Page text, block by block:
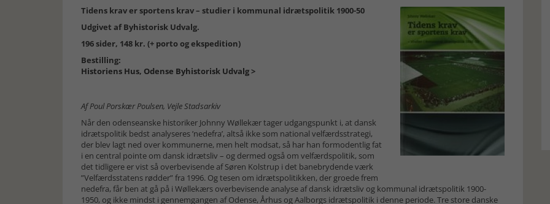
Tidens krav er sportens krav – studier i kommunal idrætspolitik 1900-50
Udgivet af Byhistorisk Udvalg.
196 sider, 148 kr. (+ porto og ekspedition)
Bestilling:
Historiens Hus, Odense Byhistorisk Udvalg >
Af Poul Porskær Poulsen, Vejle Stadsarkiv
Når den odenseanske historiker Johnny Wøllekær tager udgangspunkt i, at dansk
idrætspolitik bedst analyseres ’nedefra’, altså ikke som national velfærdsstrategi,
der blev lagt ned over kommunerne, men helt modsat, så har han formodentlig fat
i en central pointe om dansk idrætsliv – og dermed også om velfærdspolitik, som
det tidligere er vist så overbevisende af Søren Kolstrup i det banebrydende værk
”Velfærdsstatens rødder” fra 1996. Og tesen om idrætspolitikken, der groede frem
nedefra, får ben at gå på i Wøllekærs overbevisende analyse af dansk idrætsliv og kommunal idrætspolitik 1900-
1950, og ikke mindst i gennemgangen af Odense, Århus og Aalborgs idrætspolitik i denne periode. Tre store danske